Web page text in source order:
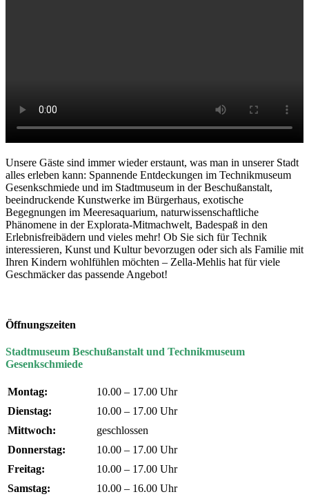
Unsere Gäste sind immer wieder erstaunt, was man in unserer Stadt
alles erleben kann: Spannende Entdeckungen im Technikmuseum
Gesenkschmiede und im Stadtmuseum in der Beschußanstalt,
beeindruckende Kunstwerke im Bürgerhaus, exotische
Begegnungen im Meeresaquarium, naturwissenschaftliche
Phänomene in der Explorata-Mitmachwelt, Badespaß in den
Erlebnisfreibädern und vieles mehr! Ob Sie sich für Technik
interessieren, Kunst und Kultur bevorzugen oder sich als Familie mit
Ihren Kindern wohlfühlen möchten – Zella-Mehlis hat für viele
Geschmäcker das passende Angebot!
Öffnungszeiten
Stadtmuseum Beschußanstalt und Technikmuseum
Gesenkschmiede
Montag:
10.00 – 17.00 Uhr
Dienstag:
10.00 – 17.00 Uhr
Mittwoch:
geschlossen
Donnerstag:
10.00 – 17.00 Uhr
Freitag:
10.00 – 17.00 Uhr
Samstag:
10.00 – 16.00 Uhr